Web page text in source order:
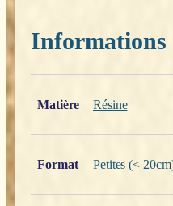
Informations
Matière
Résine
Format Petites (<